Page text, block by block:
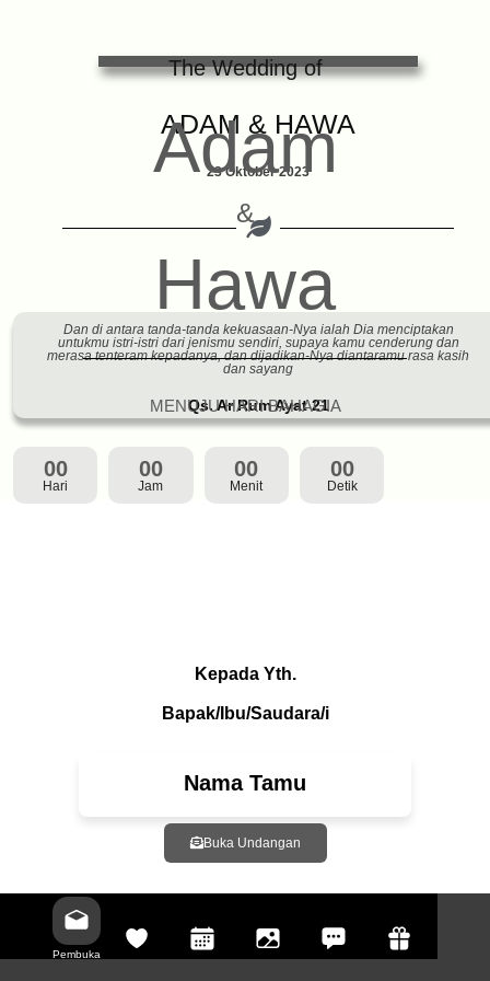
The Wedding of
Adam
&
Hawa
MENUJU HARI BAHAGIA
00
Hari
00
Jam
00
Menit
00
Detik
Kepada Yth.
Bapak/Ibu/Saudara/i
Nama Tamu
Buka Undangan
ADAM & HAWA
23 Oktober 2023
Dan di antara tanda-tanda kekuasaan-Nya ialah Dia menciptakan
untukmu istri-istri dari jenismu sendiri, supaya kamu cenderung dan
merasa tenteram kepadanya, dan dijadikan-Nya diantaramu rasa kasih
dan sayang
Qs. Ar Rum Ayat 21
Pembuka